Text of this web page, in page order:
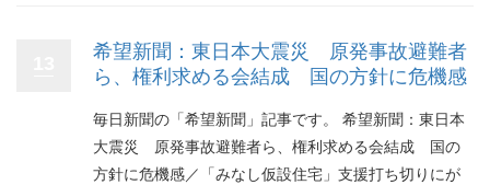
希望新聞：東日本大震災 原発事故避難者
ら、権利求める会結成 国の方針に危機感
毎日新聞の「希望新聞」記事です。 希望新聞：東日本
大震災 原発事故避難者ら、権利求める会結成 国の
方針に危機感／「みなし仮設住宅」支援打ち切りにが